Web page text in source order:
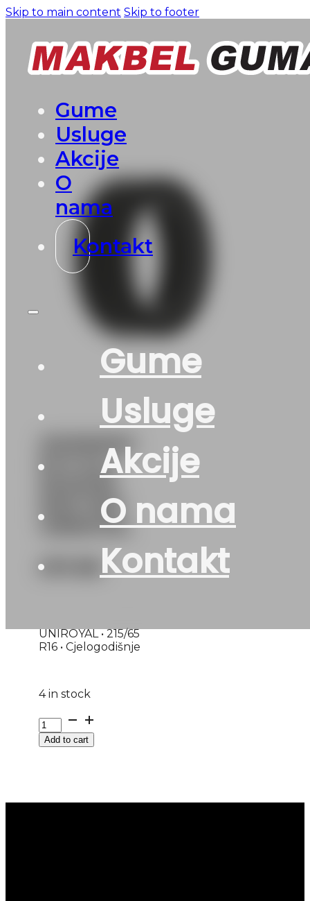
Skip to main content Skip to footer
Gume
Usluge
Akcije
O
nama
Kontakt
Gume
Usluge
Akcije
O nama
Kontakt
215/65R16C
M+S ALL-
MAX 109T
UNIROYAL
273
UNIROYAL • 215/65
R16 • Cjelogodišnje
4 in stock
215/65R16C
M+S
ALL-
Add to cart